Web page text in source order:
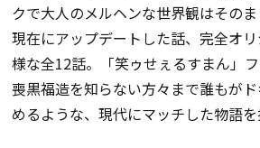
クで大人のメルヘンな世界観はその
現在にアップデートした話、完全オ
様な全12話。「笑ゥせぇるすまん」
喪黒福造を知らない方々まで誰もが
めるような、現代にマッチした物語を